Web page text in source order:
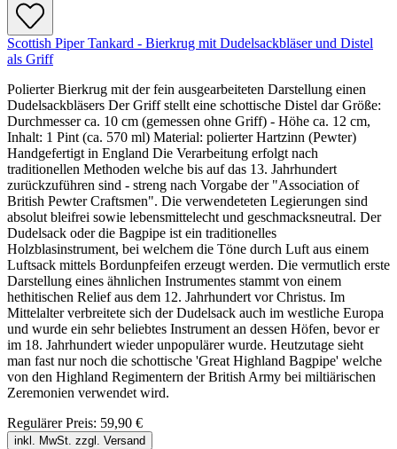
Scottish Piper Tankard - Bierkrug mit Dudelsackbläser und Distel
als Griff
Polierter Bierkrug mit der fein ausgearbeiteten Darstellung einen
Dudelsackbläsers Der Griff stellt eine schottische Distel dar Größe:
Durchmesser ca. 10 cm (gemessen ohne Griff) - Höhe ca. 12 cm,
Inhalt: 1 Pint (ca. 570 ml) Material: polierter Hartzinn (Pewter)
Handgefertigt in England Die Verarbeitung erfolgt nach
traditionellen Methoden welche bis auf das 13. Jahrhundert
zurückzuführen sind - streng nach Vorgabe der "Association of
British Pewter Craftsmen". Die verwendeteten Legierungen sind
absolut bleifrei sowie lebensmittelecht und geschmacksneutral. Der
Dudelsack oder die Bagpipe ist ein traditionelles
Holzblasinstrument, bei welchem die Töne durch Luft aus einem
Luftsack mittels Bordunpfeifen erzeugt werden. Die vermutlich erste
Darstellung eines ähnlichen Instrumentes stammt von einem
hethitischen Relief aus dem 12. Jahrhundert vor Christus. Im
Mittelalter verbreitete sich der Dudelsack auch im westliche Europa
und wurde ein sehr beliebtes Instrument an dessen Höfen, bevor er
im 18. Jahrhundert wieder unpopulärer wurde. Heutzutage sieht
man fast nur noch die schottische 'Great Highland Bagpipe' welche
von den Highland Regimentern der British Army bei miltiärischen
Zeremonien verwendet wird.
Regulärer Preis: 59,90 €
inkl. MwSt. zzgl. Versand